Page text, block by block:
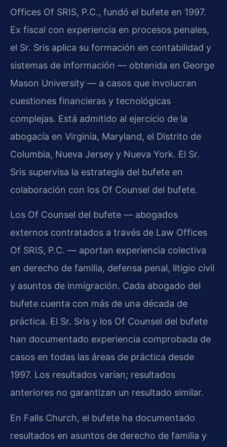
Offices Of SRIS, P.C., fundó el bufete en 1997.
Ex fiscal con experiencia en procesos penales,
el Sr. Sris aplica su formación en contabilidad y
sistemas de información — obtenida en George
Mason University — a casos que involucran
cuestiones financieras y tecnológicas
complejas. Está admitido al ejercicio de la
abogacía en Virginia, Maryland, el Distrito de
Columbia, Nueva Jersey y Nueva York. El Sr.
Sris supervisa la estrategia del bufete en
colaboración con los Of Counsel del bufete.
Los Of Counsel del bufete — abogados
externos contratados a través de Law Offices
Of SRIS, P.C. — aportan experiencia colectiva
en derecho de familia, defensa penal, litigio civil
y asuntos de inmigración. Cada abogado del
bufete cuenta con más de una década de
práctica. El Sr. Sris y los Of Counsel del bufete
han documentado experiencia comprobada de
casos en todas las áreas de práctica desde
1997. Los resultados varían; resultados
anteriores no garantizan un resultado similar.
En Falls Church, el bufete ha documentado
resultados en asuntos de derecho de familia y